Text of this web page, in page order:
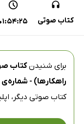
کتاب صوتی
برای شنیدنکتاب
راهکارها) -
کتاب صوتی دیگر،